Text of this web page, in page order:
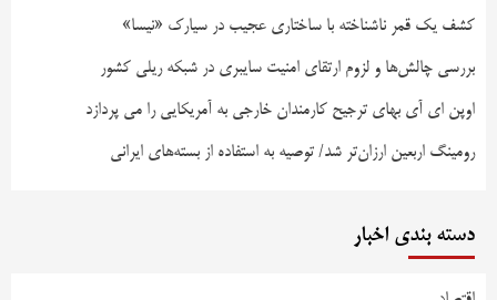
کشف یک قمر ناشناخته با ساختاری عجیب در سیارک «نیسا»
بررسی چالش‌ها و لزوم ارتقای امنیت سایبری در شبکه ریلی کشور
اوپن ای آی بهای ترجیح کارمندان خارجی به آمریکایی را می پردازد
رومینگ اربعین ارزان‌تر شد/ توصیه به استفاده از بسته‌های ایرانی
دسته بندی اخبار